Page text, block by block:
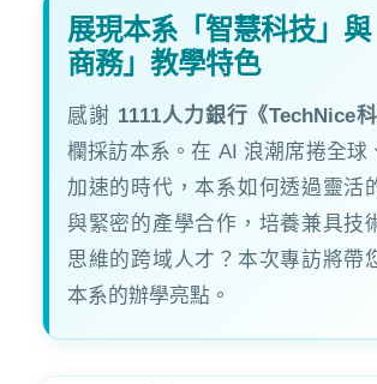
展現本系「智慧科技」
商務」教學特色
感謝 1111人力銀行《TechNice科
欄採訪本系。在 AI 浪潮席捲全球
加速的時代，本系如何透過靈活
與緊密的產學合作，培養兼具技
思維的跨域人才？本次專訪將帶
本系的辦學亮點。